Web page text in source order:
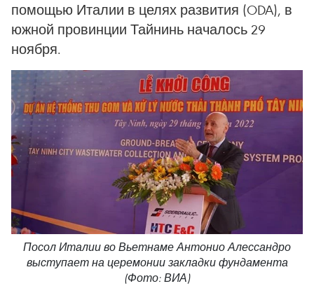
помощью Италии в целях развития (ODA), в
южной провинции Тайнинь началось 29
ноября.
Посол Италии во Вьетнаме Антонио Алессандро
выступает на церемонии закладки фундамента
(Фото: ВИА)